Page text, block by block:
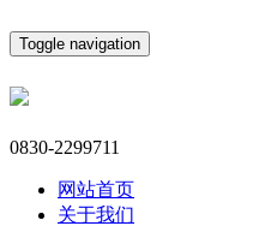
Toggle navigation
0830-2299711
网站首页
关于我们